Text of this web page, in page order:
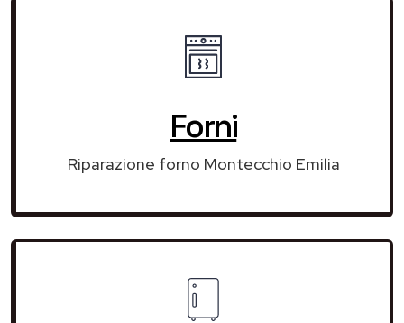
Forni
Riparazione forno Montecchio Emilia